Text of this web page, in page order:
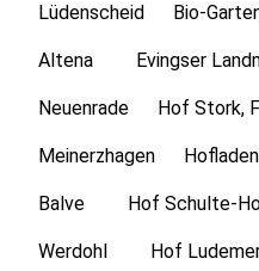
Lüdenscheid Bio-
Altena Evingser
Neuenrade Hof Stork,
Meinerzhagen Hofladen
Balve Hof Schulte-
Werdohl Hof